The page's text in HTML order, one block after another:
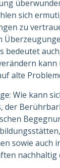
sich
zu
bedeutet
kann
alte
Wie kann
der
sowie auch
nachhaltig